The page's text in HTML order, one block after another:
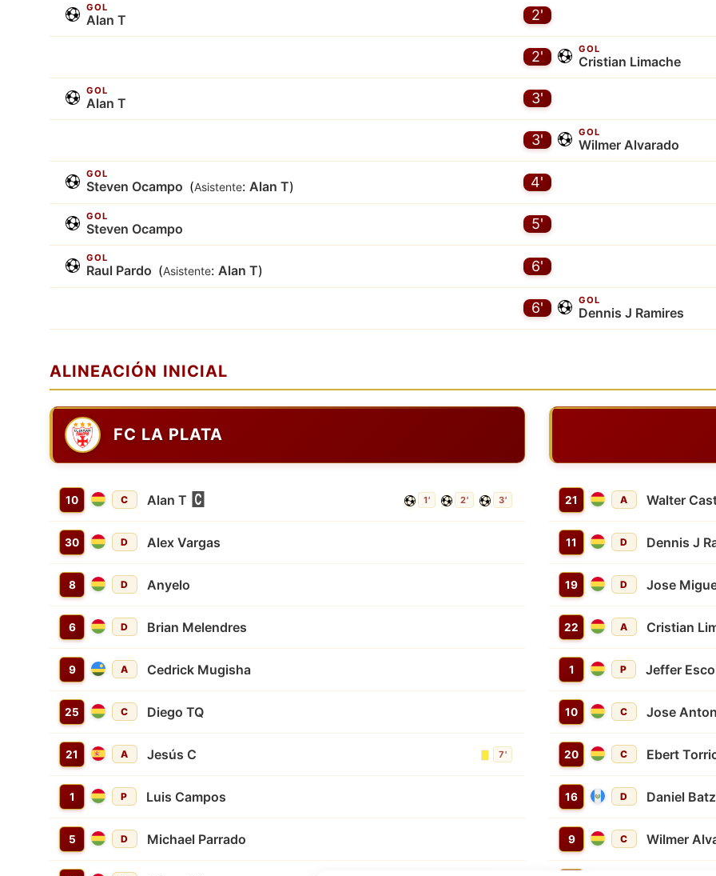
GOL
Alan T 2'
2' GOL
Cristian Limache
GOL
Alan T 3'
3' GOL
Wilmer Alvarado
GOL
Steven Ocampo (Asistente: Alan T) 4'
GOL
Steven Ocampo 5'
GOL
Raul Pardo (Asistente: Alan T) 6'
6' GOL
Dennis J Ramires
ALINEACIÓN INICIAL
FC LA PLATA
10 C Alan T 1' 2' 3'
30 D Alex Vargas
8 D Anyelo
6 D Brian Melendres
9 A Cedrick Mugisha
25 C Diego TQ
21 A Jesús C 7'
1 P Luis Campos
5 D Michael Parrado
21 A Walter
11 D Dennis J
19 D Jose
22 A Cristian
1 P Jeffer
10 C Jose
20 C Ebert
16 D Daniel Batz
9 C Wilmer